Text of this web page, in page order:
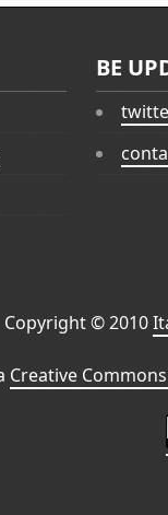
BE
Copyright © 2010
Creative